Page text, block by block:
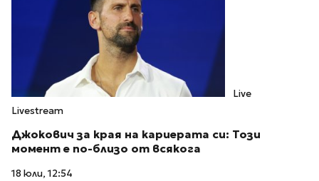
Live
Livestream
Джокович за края на кариерата си: Този
момент е по-близо от всякога
18 юли, 12:54